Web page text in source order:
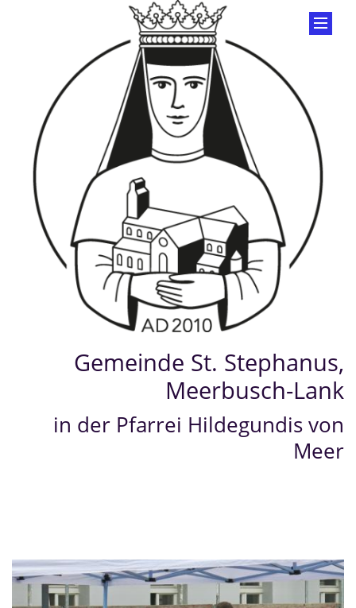
Gemeinde St. Stephanus,
Meerbusch-Lank
in der Pfarrei Hildegundis von
Meer